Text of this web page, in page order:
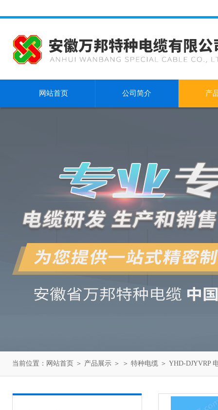
网站首页 公司简介 产
当前位置： 网站首页 ＞ 产品展示 ＞ ＞ 特种电缆 ＞ YHD-DJYVRP